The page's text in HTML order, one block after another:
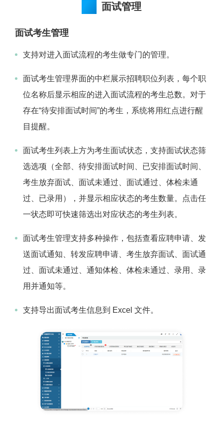
面试管理
面试考生管理
支持对进入面试流程的考生做专门的管理。
面试考生管理界面的中栏展示招聘职位列表，每个职
位名称后显示相应的进入面试流程的考生总数。对于
存在“待安排面试时间”的考生，系统将用红点进行醒
目提醒。
面试考生列表上方为考生面试状态，支持面试状态筛
选选项（全部、待安排面试时间、已安排面试时间、
考生放弃面试、面试未通过、面试通过、体检未通
过、已录用），并显示相应状态的考生数量。点击任
一状态即可快速筛选出对应状态的考生列表。
面试考生管理支持多种操作，包括查看应聘申请、发
送面试通知、转发应聘申请、考生放弃面试、面试通
过、面试未通过、通知体检、体检未通过、录用、录
用并通知等。
支持导出面试考生信息到 Excel 文件。